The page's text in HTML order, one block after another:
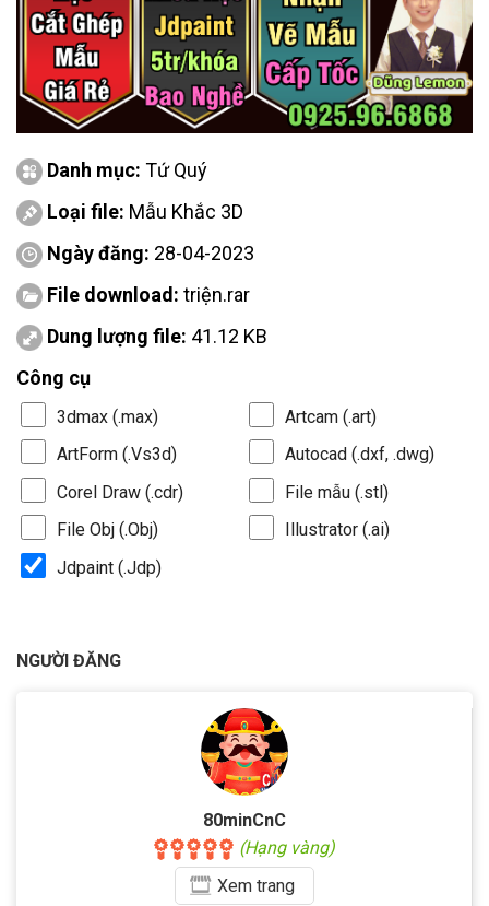
Danh mục: Tứ Quý
Loại file: Mẫu Khắc 3D
Ngày đăng: 28-04-2023
File download: triện.rar
Dung lượng file: 41.12 KB
Công cụ
3dmax (.max)
Artcam (.art)
ArtForm (.Vs3d)
Autocad (.dxf, .dwg)
Corel Draw (.cdr)
File mẫu (.stl)
File Obj (.Obj)
Illustrator (.ai)
Jdpaint (.Jdp)
NGƯỜI ĐĂNG
80minCnC
(Hạng vàng)
Xemtrang